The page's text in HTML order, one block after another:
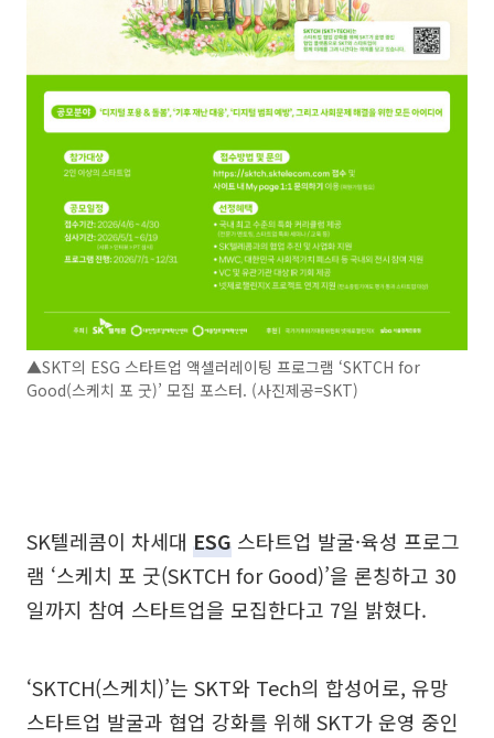
▲SKT의 ESG 스타트업 액셀러레이팅 프로그램 ‘SKTCH for
Good(스케치 포 굿)’ 모집 포스터. (사진제공=SKT)
SK텔레콤이 차세대 ESG 스타트업 발굴·육성 프로그
램 ‘스케치 포 굿(SKTCH for Good)’을 론칭하고 30
일까지 참여 스타트업을 모집한다고 7일 밝혔다.
‘SKTCH(스케치)’는 SKT와 Tech의 합성어로, 유망
스타트업 발굴과 협업 강화를 위해 SKT가 운영 중인